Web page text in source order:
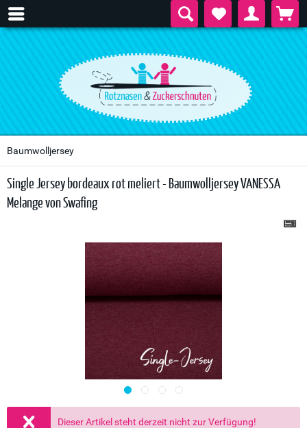
Baumwolljersey
Single Jersey bordeaux rot meliert - Baumwolljersey VANESSA
Melange von Swafing
Dieser Artikel steht derzeit nicht zur Verfügung!